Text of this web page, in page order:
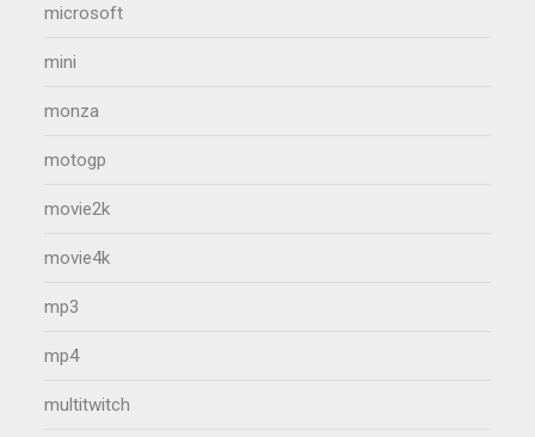
microsoft
mini
monza
motogp
movie2k
movie4k
mp3
mp4
multitwitch